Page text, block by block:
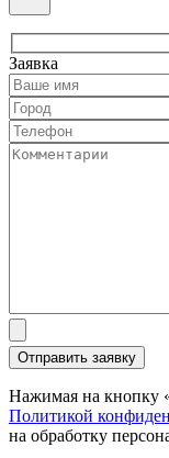
Заявка
Нажимая на кнопку
Политикой
на обработку